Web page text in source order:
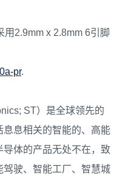
2.9mm x 2.8mm 6引脚
pr.
ST）是全球领先的
息相关的智能的、高能
体的产品无处不在，致
驶、智能工厂、智慧城